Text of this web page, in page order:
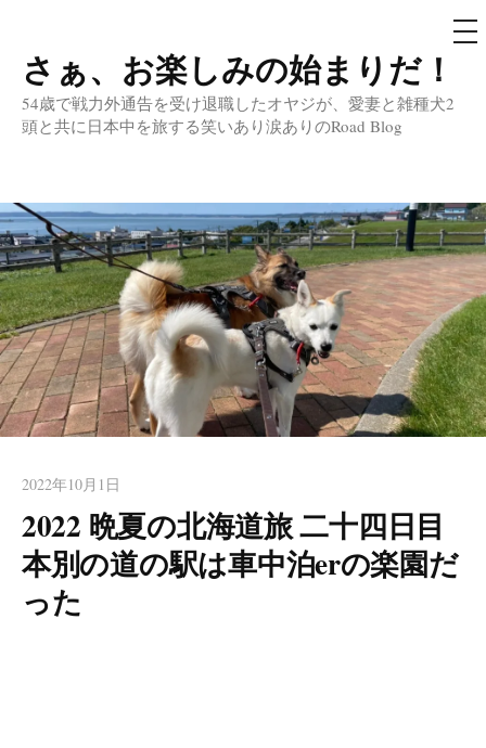
コ
ン
テ
へ
ス
キ
ッ
プ
さぁ、お楽しみの始まりだ！
54歳で戦力外通告を受け退職したオヤジが、愛妻と雑種犬2
頭と共に日本中を旅する笑いあり涙ありのRoad Blog
メ
ニ
2022年10月1日
2022 晩夏の北海道旅 二十四日目
本別の道の駅は車中泊erの楽園だ
った